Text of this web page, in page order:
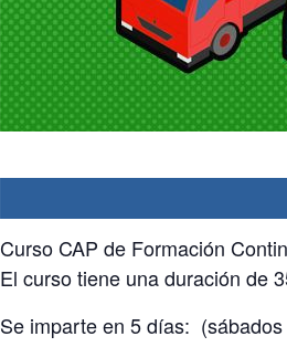
Curso CAP de Formación
El curso tiene una duración de
Se imparte en 5 días: